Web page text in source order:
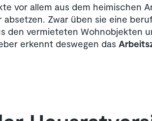
vor allem aus dem heimischen
Zwar üben sie eine
den vermieteten Wohnobjekten
erkennt deswegen das